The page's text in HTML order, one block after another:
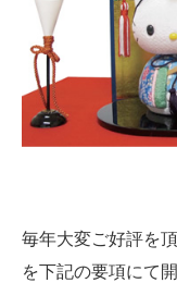
毎年大変ご好評を
を下記の要項にて